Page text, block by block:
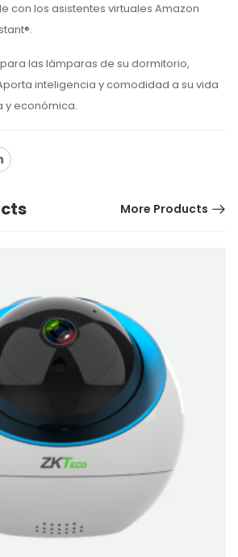
con los asistentes virtuales Amazon
las lámparas de su dormitorio,
inteligencia y comodidad a su vida
y económica.
More Products